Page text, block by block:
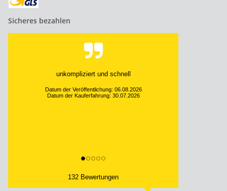
Sicheres bezahlen
unkompliziert und schnell
Datum der Veröffentlichung: 06.08.2026
Datum der Kauferfahrung: 30.07.2026
132 Bewertungen